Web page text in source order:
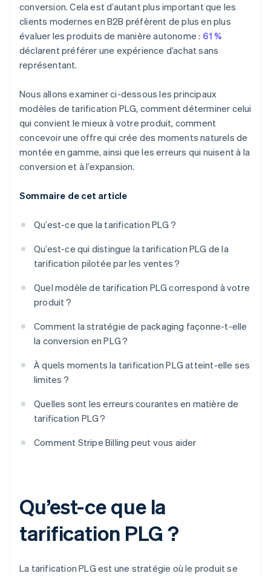
conversion. Cela est d’autant plus important que les
clients modernes en B2B préfèrent de plus en plus
évaluer les produits de manière autonome : 61 %
déclarent préférer une expérience d’achat sans
représentant.
Nous allons examiner ci-dessous les principaux
modèles de tarification PLG, comment déterminer celui
qui convient le mieux à votre produit, comment
concevoir une offre qui crée des moments naturels de
montée en gamme, ainsi que les erreurs qui nuisent à la
conversion et à l’expansion.
Sommaire de cet article
Qu’est-ce que la tarification PLG ?
Qu’est-ce qui distingue la tarification PLG de la
tarification pilotée par les ventes ?
Quel modèle de tarification PLG correspond à votre
produit ?
Comment la stratégie de packaging façonne-t-elle
la conversion en PLG ?
À quels moments la tarification PLG atteint-elle ses
limites ?
Quelles sont les erreurs courantes en matière de
tarification PLG ?
Comment Stripe Billing peut vous aider
Qu’est-ce que la
tarification PLG ?
La tarification PLG est une stratégie où le produit se